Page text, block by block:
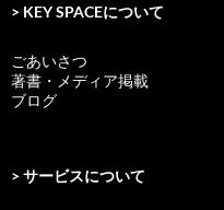
> KEY SPACEについて
ごあいさつ
著書・メディア掲載
ブログ
> サービスについて